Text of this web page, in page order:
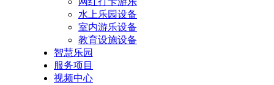
水上乐园设备
室内游乐设备
教育设施设备
智慧乐园
服务项目
视频中心